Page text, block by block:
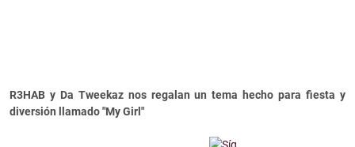
R3HAB y Da Tweekaz nos regalan un tema hecho para fiesta y
diversión llamado "My Girl"